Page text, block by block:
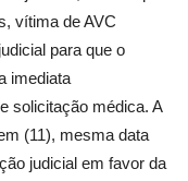
vítima de AVC
para que o
imediata
solicitação médica. A
(11), mesma data
judicial em favor da